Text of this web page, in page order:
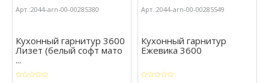
Арт.:2044-arn-00-00285380
Кухонный гарнитур 3600
Лизет (белый софт мато
...
Арт.:2044-arn-00-00285549
Кухонный гарнитур
Ежевика 3600